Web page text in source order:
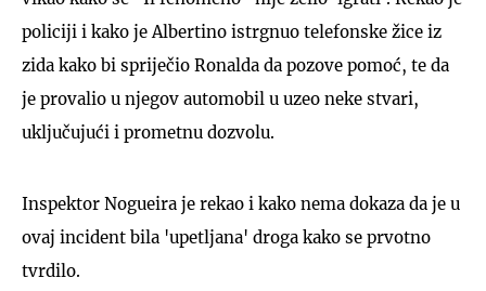
policiji i kako je Albertino istrgnuo telefonske žice iz
zida kako bi spriječio Ronalda da pozove pomoć, te da
je provalio u njegov automobil u uzeo neke stvari,
uključujući i prometnu dozvolu.
Inspektor Nogueira je rekao i kako nema dokaza da je u
ovaj incident bila 'upetljana' droga kako se prvotno
tvrdilo.